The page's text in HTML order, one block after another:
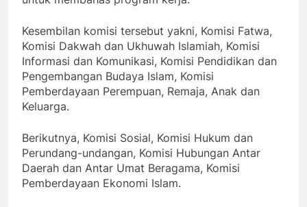
Kesembilan komisi tersebut yakni, Komisi Fatwa,
Komisi Dakwah dan Ukhuwah Islamiah, Komisi
Informasi dan Komunikasi, Komisi Pendidikan dan
Pengembangan Budaya Islam, Komisi
Pemberdayaan Perempuan, Remaja, Anak dan
Keluarga.
Berikutnya, Komisi Sosial, Komisi Hukum dan
Perundang-undangan, Komisi Hubungan Antar
Daerah dan Antar Umat Beragama, Komisi
Pemberdayaan Ekonomi Islam.